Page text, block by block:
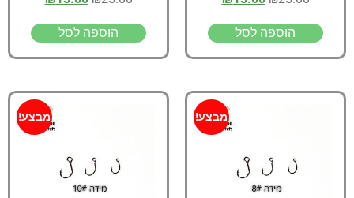
הוספה לסל הוספה לסל
מבצע! מבצע!